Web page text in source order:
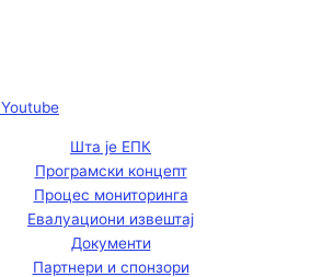
Youtube
Шта је ЕПК
Програмски концепт
Процес мониторинга
Евалуациони извештај
Документи
Партнери и спонзори